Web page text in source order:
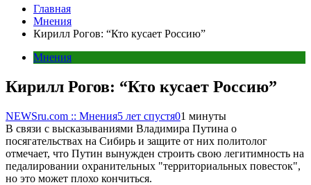
Главная
Мнения
Кирилл Рогов: “Кто кусает Россию”
Мнения
Кирилл Рогов: “Кто кусает Россию”
NEWSru.com :: Мнения5 лет спустя01 минуты
В связи с высказываниями Владимира Путина о
посягательствах на Сибирь и защите от них политолог
отмечает, что Путин вынужден строить свою легитимность на
педалировании охранительных "территориальных повесток",
но это может плохо кончиться.